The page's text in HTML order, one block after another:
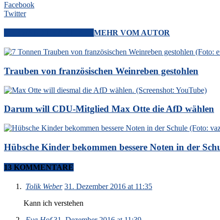
Facebook
Twitter
MEHR VOM AUTOR
Trauben von französischen Weinreben gestohlen
Darum will CDU-Mitglied Max Otte die AfD wählen
Hübsche Kinder bekommen bessere Noten in der
13 KOMMENTARE
Tolik Weber 31. Dezember 2016 at 11:35
Kann ich verstehen